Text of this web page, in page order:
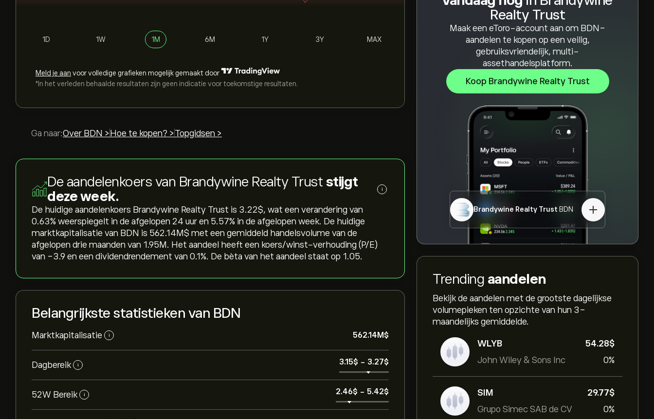
Realty Trust
Maak een eToro-account aan om BDN-
aandelen te kopen op een veilig,
gebruiksvriendelijk, multi-
assethandelsplatform.
Koop Brandywine Realty Trust
Brandywine Realty Trust BDN
Trending aandelen
Bekijk de aandelen met de grootste dagelijkse
volumepieken ten opzichte van hun 3-
maandelijks gemiddelde.
WLYB
John Wiley & Sons Inc
54.28‎$‎
0%
SIM
Grupo Simec SAB de CV
29.77‎$‎
0%
1D 1W 1M 6M 1Y 3Y MAX
Meld je aan voor volledige grafieken mogelijk gemaakt door
*In het verleden behaalde resultaten zijn geen indicatie voor toekomstige resultaten.
Ga naar:Over BDN > Hoe te kopen? > Topgidsen >
De aandelenkoers van Brandywine Realty Trust stijgt
deze week.
i
De huidige aandelenkoers Brandywine Realty Trust is 3.22‎$‎, wat een verandering van
‎0.63‎% weerspiegelt in de afgelopen 24 uur en ‎5.57‎% in de afgelopen week. De huidige
marktkapitalisatie van BDN is 562.14M‎$‎ met een gemiddeld handelsvolume van de
afgelopen drie maanden van 1.95M. Het aandeel heeft een koers/winst-verhouding (P/E)
van -3.9 en een dividendrendement van 0.1%. De bèta van het aandeel staat op 1.05.
Belangrijkste statistieken van BDN
Marktkapitalisatie i 562.14M‎$‎
Dagbereik i 3.15‎$‎ - 3.27‎$‎
52W Bereik i 2.46‎$‎ - 5.42‎$‎